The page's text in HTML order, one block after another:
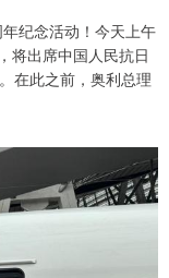
纪念活动！今天上午
将出席中国人民抗日
在此之前，奥利总理